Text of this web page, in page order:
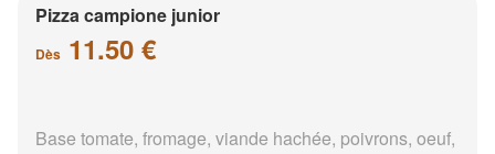
Pizza campione junior
Dès 11.50 €
Base tomate, fromage, viande hachée, poivrons, oeuf,